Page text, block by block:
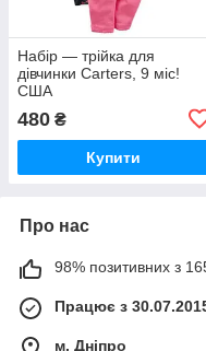
Набір — трійка для
дівчинки Carters, 9 міс!
США
480 ₴
Купити
Про нас
98% позитивних з 165
Працює з
м. Дніпро